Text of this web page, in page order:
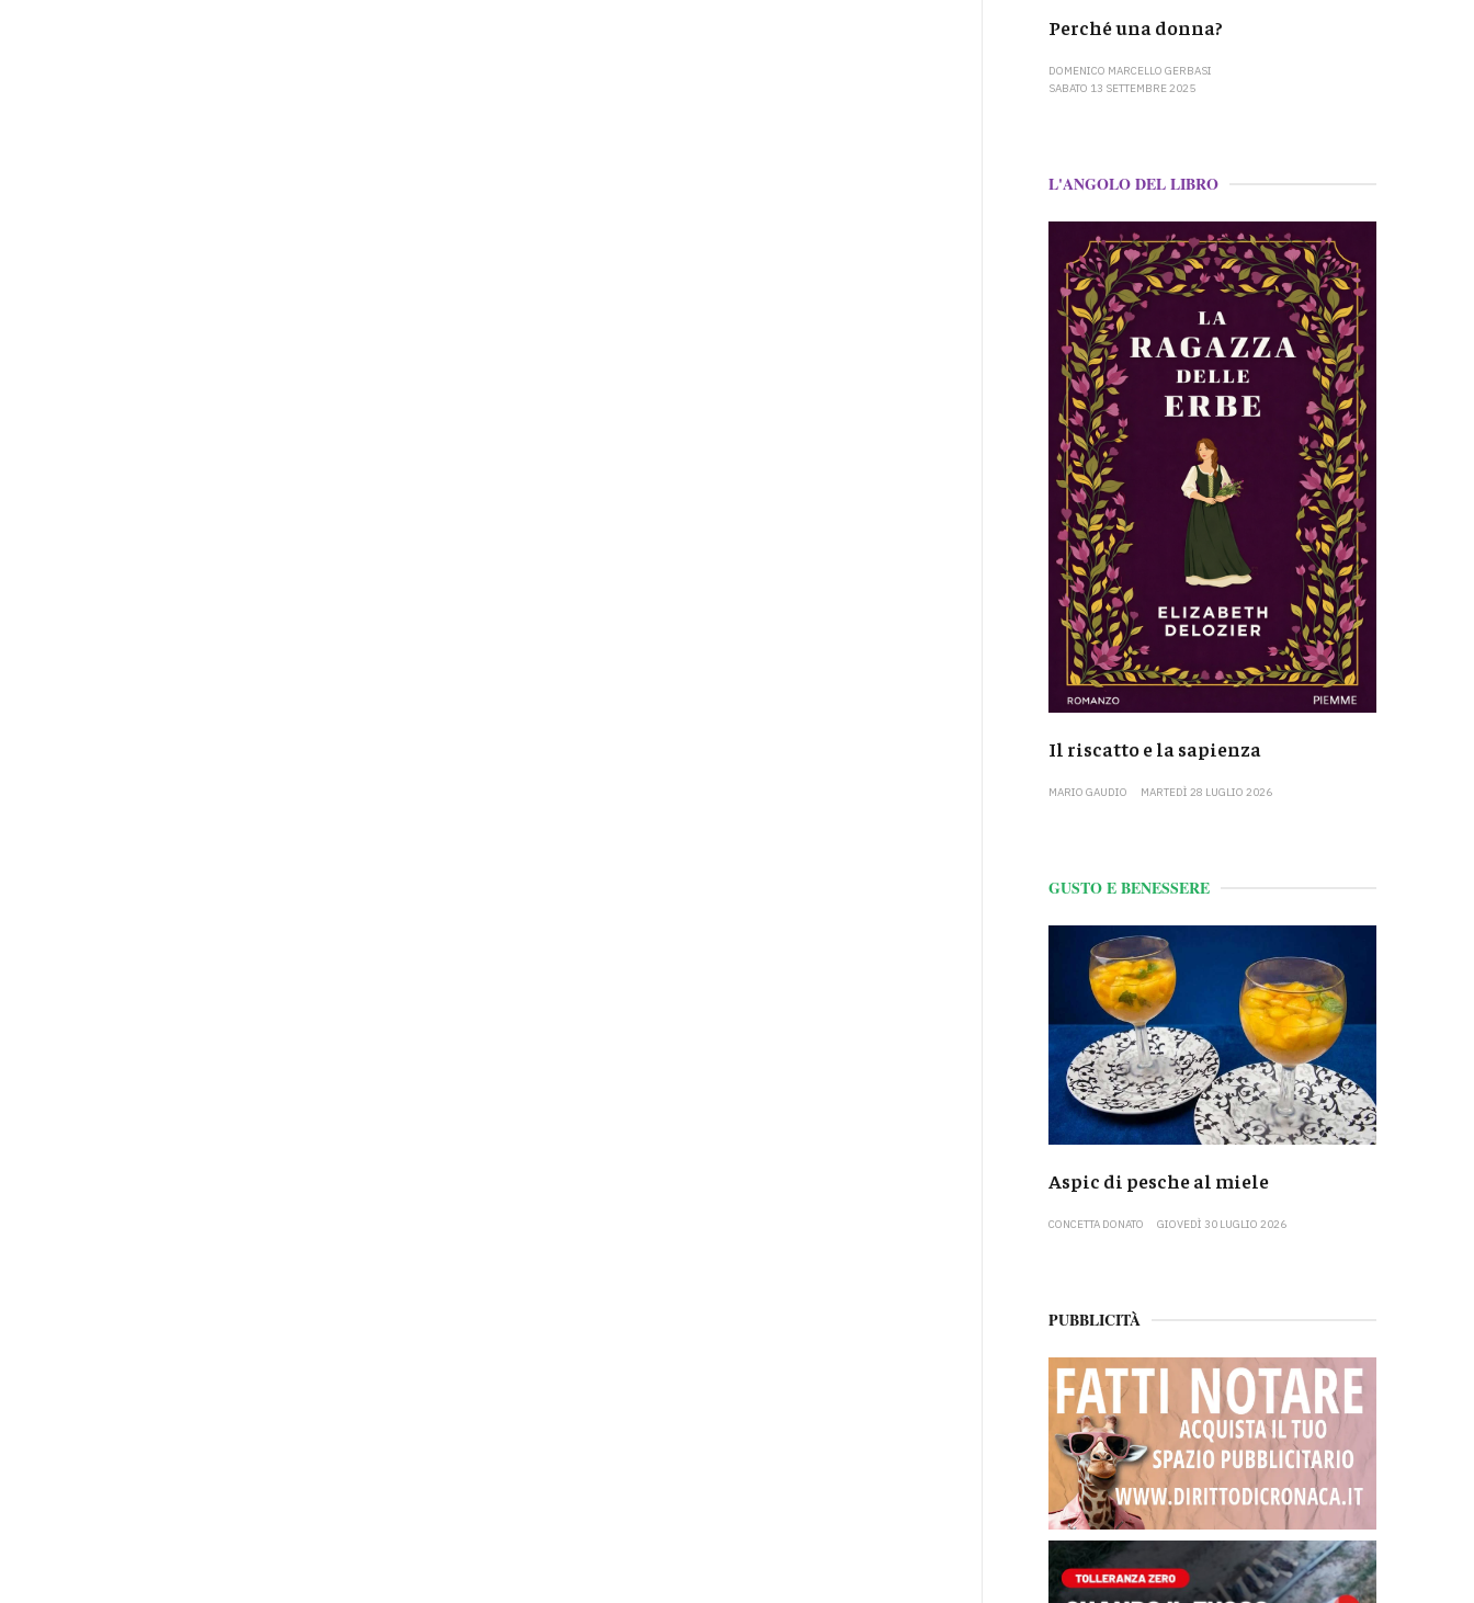
Perché una donna?
DOMENICO MARCELLO GERBASI
SABATO 13 SETTEMBRE 2025
L'ANGOLO DEL LIBRO
Il riscatto e la sapienza
MARIO GAUDIO MARTEDÌ 28 LUGLIO 2026
GUSTO E BENESSERE
Aspic di pesche al miele
CONCETTA DONATO GIOVEDÌ 30 LUGLIO 2026
PUBBLICITÀ